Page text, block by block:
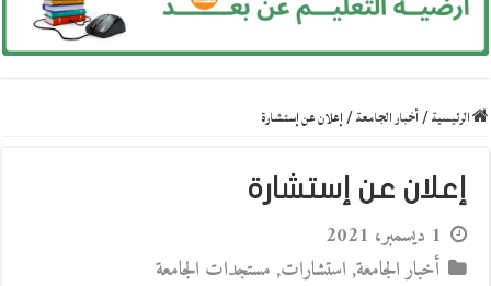
الرئيسية/أخبار الجامعة/إعلان عن إستشارة
إعلان عن إستشارة
1 ديسمبر، 2021
أخبار الجامعة, استشارات, مستجدات الجامعة